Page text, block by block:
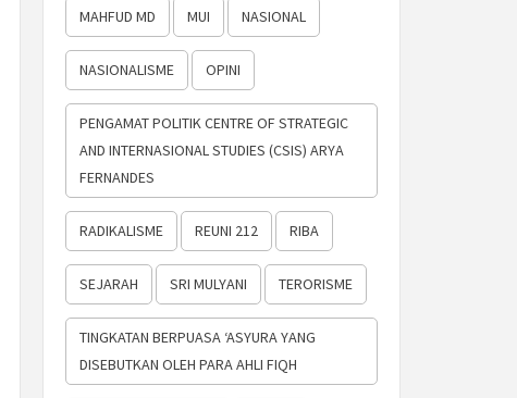
MAHFUD MD MUI NASIONAL
NASIONALISME OPINI
PENGAMAT POLITIK CENTRE OF STRATEGIC
AND INTERNASIONAL STUDIES (CSIS) ARYA
FERNANDES
RADIKALISME REUNI 212 RIBA
SEJARAH SRI MULYANI TERORISME
TINGKATAN BERPUASA ‘ASYURA YANG
DISEBUTKAN OLEH PARA AHLI FIQH